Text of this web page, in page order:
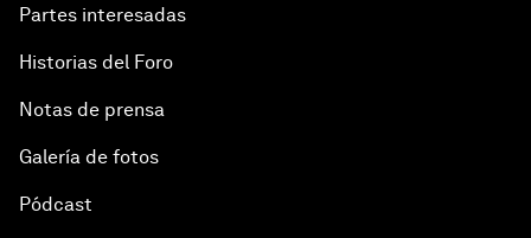
Partes interesadas
Historias del Foro
Notas de prensa
Galería de fotos
Pódcast